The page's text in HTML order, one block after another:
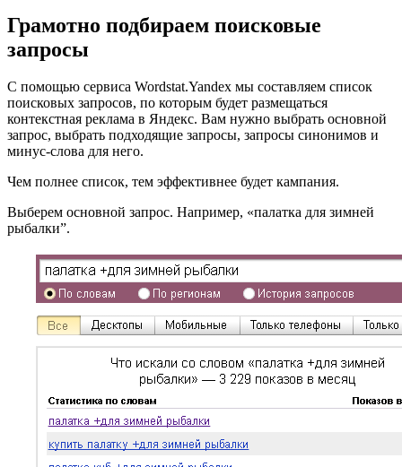
Грамотно подбираем поисковые
запросы
С помощью сервиса Wordstat.Yandex мы составляем список
поисковых запросов, по которым будет размещаться
контекстная реклама в Яндекс. Вам нужно выбрать основной
запрос, выбрать подходящие запросы, запросы синонимов и
минус-слова для него.
Чем полнее список, тем эффективнее будет кампания.
Выберем основной запрос. Например, «палатка для зимней
рыбалки”.